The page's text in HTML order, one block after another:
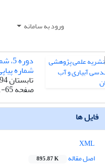
ورود به سامانه
شماره پیاپی
تابستان 1394
صفحه65
فایل ها
اصل مقاله
895.87 K